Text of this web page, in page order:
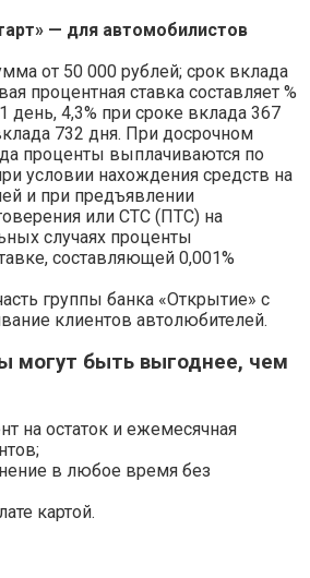
— для автомобилистов
от 50 000 рублей; срок вклада
процентная ставка составляет %
день, 4,3% при сроке вклада 367
732 дня. При досрочном
проценты выплачиваются по
условии нахождения средств на
и при предъявлении
или СТС (ПТС) на
случаях проценты
составляющей 0,001%
группы банка «Открытие» с
клиентов автолюбителей.
могут быть выгоднее, чем
на остаток и ежемесячная
в любое время без
картой.